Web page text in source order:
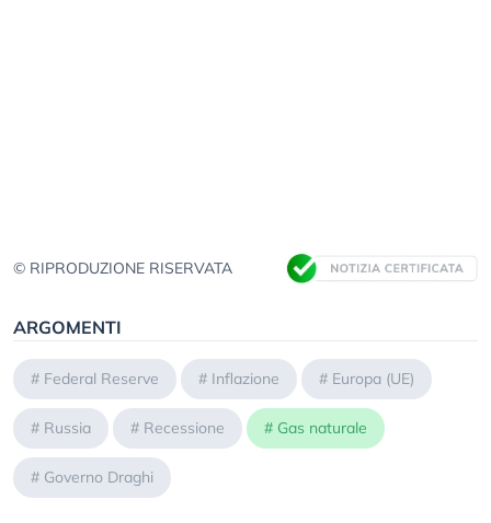
© RIPRODUZIONE RISERVATA
ARGOMENTI
# Federal Reserve # Inflazione # Europa (UE)
# Russia # Recessione # Gas naturale
# Governo Draghi